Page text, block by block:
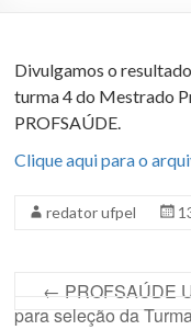
Divulgamos o
turma 4 do Mestrado
PROFSAÚDE.
Clique aqui para o
redator ufpel
← PROFSAÚDE
para seleção da